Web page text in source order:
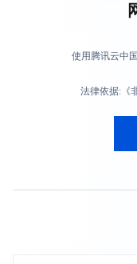
使用腾讯云中
法律依据:《